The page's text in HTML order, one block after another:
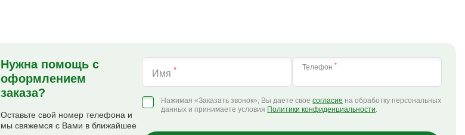
Нужна помощь с
оформлением
заказа?
Оставьте свой номер телефона и
мы свяжемся с Вами в ближайшее
Имя * Телефон *
Нажимая «Заказать звонок», Вы даете своесогласие на обработку персональных
данных и принимаете условия Политики конфиденциальности.